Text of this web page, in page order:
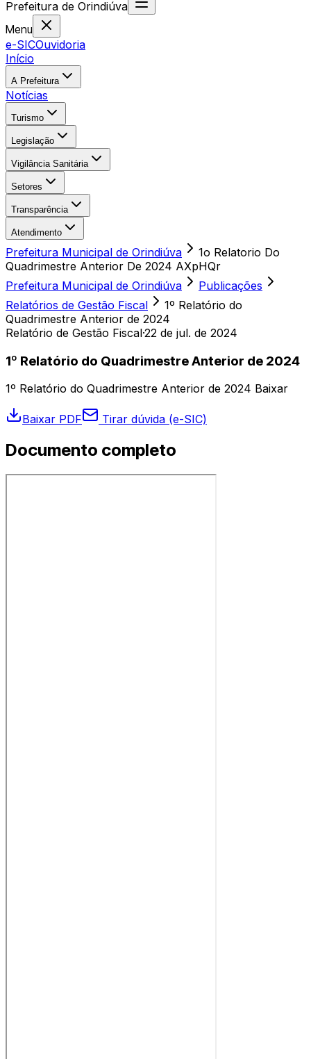
Prefeitura de Orindiúva
Menu
e-SICOuvidoria
Início
A Prefeitura
Notícias
Turismo
Legislação
Vigilância Sanitária
Setores
Transparência
Atendimento
Prefeitura Municipal de Orindiúva
1o Relatorio Do
Quadrimestre Anterior De 2024 AXpHQr
Prefeitura Municipal de Orindiúva
Publicações
Relatórios de Gestão Fiscal
1º Relatório do
Quadrimestre Anterior de 2024
Relatório de Gestão Fiscal·22 de jul. de 2024
1º Relatório do Quadrimestre Anterior de 2024
1º Relatório do Quadrimestre Anterior de 2024 Baixar
Baixar PDF Tirar dúvida (e-SIC)
Documento completo